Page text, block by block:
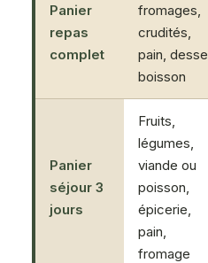
Panier
repas
complet
fromages,
crudités,
pain,
boisson
Panier
séjour 3
jours
Fruits,
légumes,
viande ou
poisson,
épicerie,
pain,
fromage